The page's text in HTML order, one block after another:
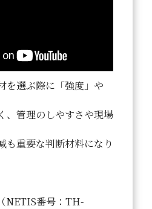
を選ぶ際に「強度」や
管理のしやすさや現場
も重要な判断材料になり
NETIS番号：TH-